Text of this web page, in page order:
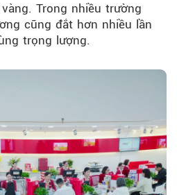
Trong nhiều trường
cũng đắt hơn nhiều lần
trọng lượng.